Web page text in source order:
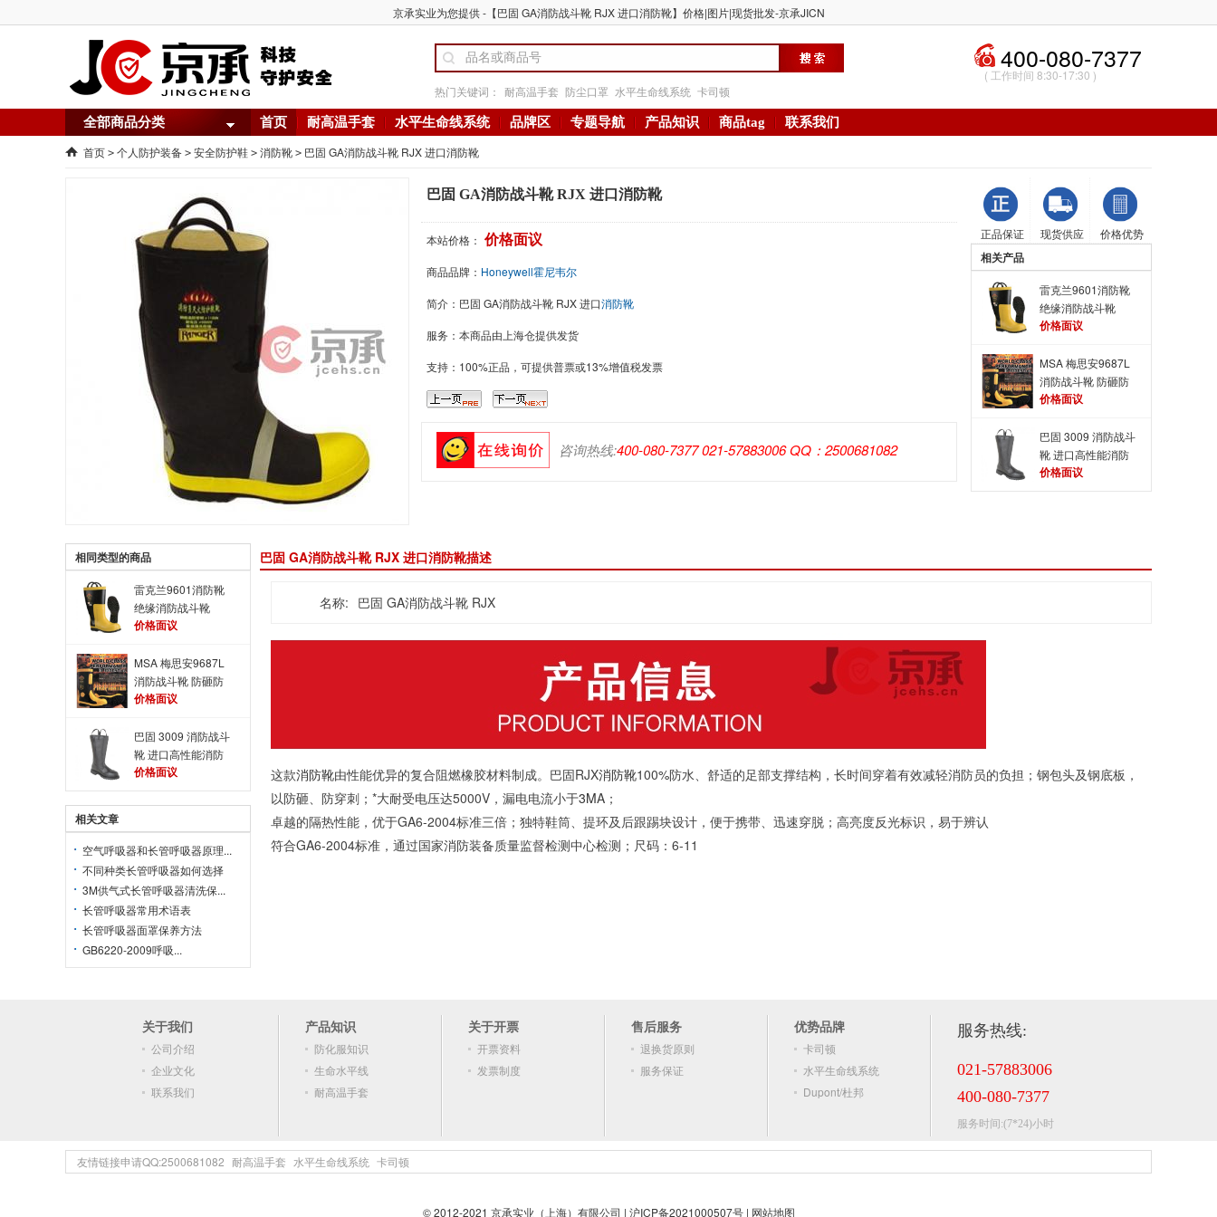
京承实业为您提供 -【巴固 GA消防战斗靴 RJX 进口消防靴】价格|图片|现货批发-京承JICN
热门关键词： 耐高温手套 防尘口罩 水平生命线系统 卡司顿
400-080-7377
( 工作时间 8:30-17:30 )
全部商品分类 首页 耐高温手套 水平生命线系统 品牌区 专题导航 产品知识 商品tag 联系我们
首页 > 个人防护装备 > 安全防护鞋 > 消防靴 > 巴固 GA消防战斗靴 RJX 进口消防靴
巴固 GA消防战斗靴 RJX 进口消防靴
本站价格： 价格面议
商品品牌： Honeywell霍尼韦尔
简介： 巴固 GA消防战斗靴 RJX 进口消防靴
服务：本商品由上海仓提供发货
支持：100%正品，可提供普票或13%增值税发票
咨询热线:400-080-7377 021-57883006 QQ：2500681082
正品保证 现货供应 价格优势
相关产品
雷克兰9601消防靴
绝缘消防战斗靴
价格面议
MSA 梅思安9687L
消防战斗靴 防砸防
穿刺消防靴【停产】
价格面议
巴固 3009 消防战斗
靴 进口高性能消防
靴
价格面议
相同类型的商品
雷克兰9601消防靴
绝缘消防战斗靴
价格面议
MSA 梅思安9687L
消防战斗靴 防砸防
穿刺消防靴【停产】
价格面议
巴固 3009 消防战斗
靴 进口高性能消防
靴
价格面议
相关文章
空气呼吸器和长管呼吸器原理...
不同种类长管呼吸器如何选择
3M供气式长管呼吸器清洗保...
长管呼吸器常用术语表
长管呼吸器面罩保养方法
GB6220-2009呼吸...
巴固 GA消防战斗靴 RJX 进口消防靴描述
名称: 巴固 GA消防战斗靴 RJX
这款消防靴由性能优异的复合阻燃橡胶材料制成。巴固RJX消防靴100%防水、舒适的足部支撑结构，长时间穿着有效减轻消防员的负担；钢包头及钢底板，
以防砸、防穿刺；*大耐受电压达5000V，漏电电流小于3MA；
卓越的隔热性能，优于GA6-2004标准三倍；独特鞋筒、提环及后跟踢块设计，便于携带、迅速穿脱；高亮度反光标识，易于辨认
符合GA6-2004标准，通过国家消防装备质量监督检测中心检测；尺码：6-11
关于我们
公司介绍
企业文化
联系我们
产品知识
防化服知识
生命水平线
耐高温手套
关于开票
开票资料
发票制度
售后服务
退换货原则
服务保证
优势品牌
卡司顿
水平生命线系统
Dupont/杜邦
服务热线:
021-57883006
400-080-7377
服务时间:(7*24)小时
友情链接申请QQ:2500681082 耐高温手套 水平生命线系统 卡司顿
© 2012-2021 京承实业（上海）有限公司 | 沪ICP备2021000507号| 网站地图